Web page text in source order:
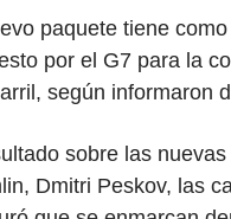
paquete tiene
por el G7 para la
según informaron
sobre las
Dmitri Peskov, las